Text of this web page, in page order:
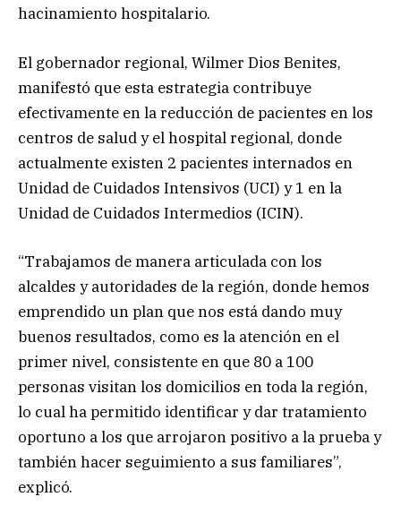
hacinamiento hospitalario.
El gobernador regional, Wilmer Dios Benites,
manifestó que esta estrategia contribuye
efectivamente en la reducción de pacientes en los
centros de salud y el hospital regional, donde
actualmente existen 2 pacientes internados en
Unidad de Cuidados Intensivos (UCI) y 1 en la
Unidad de Cuidados Intermedios (ICIN).
“Trabajamos de manera articulada con los
alcaldes y autoridades de la región, donde hemos
emprendido un plan que nos está dando muy
buenos resultados, como es la atención en el
primer nivel, consistente en que 80 a 100
personas visitan los domicilios en toda la región,
lo cual ha permitido identificar y dar tratamiento
oportuno a los que arrojaron positivo a la prueba y
también hacer seguimiento a sus familiares”,
explicó.